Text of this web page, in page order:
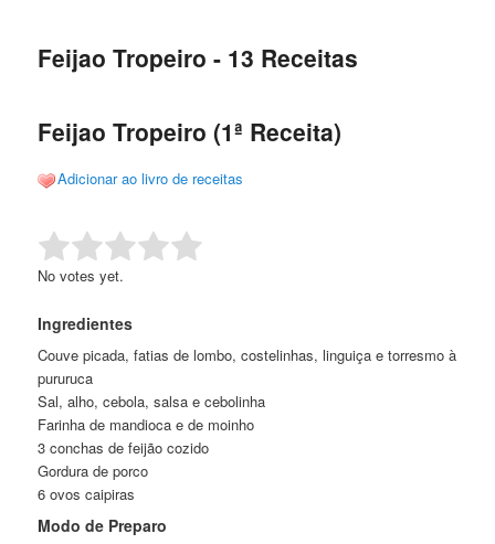
conteúdo
conteúdo
Feijao Tropeiro - 13 Receitas
Feijao Tropeiro (1ª Receita)
Adicionar ao livro de receitas
Rate this item: Submit Rating
No votes yet.
Ingredientes
Couve picada, fatias de lombo, costelinhas, linguiça e torresmo à
pururuca
Sal, alho, cebola, salsa e cebolinha
Farinha de mandioca e de moinho
3 conchas de feijão cozido
Gordura de porco
6 ovos caipiras
Modo de Preparo